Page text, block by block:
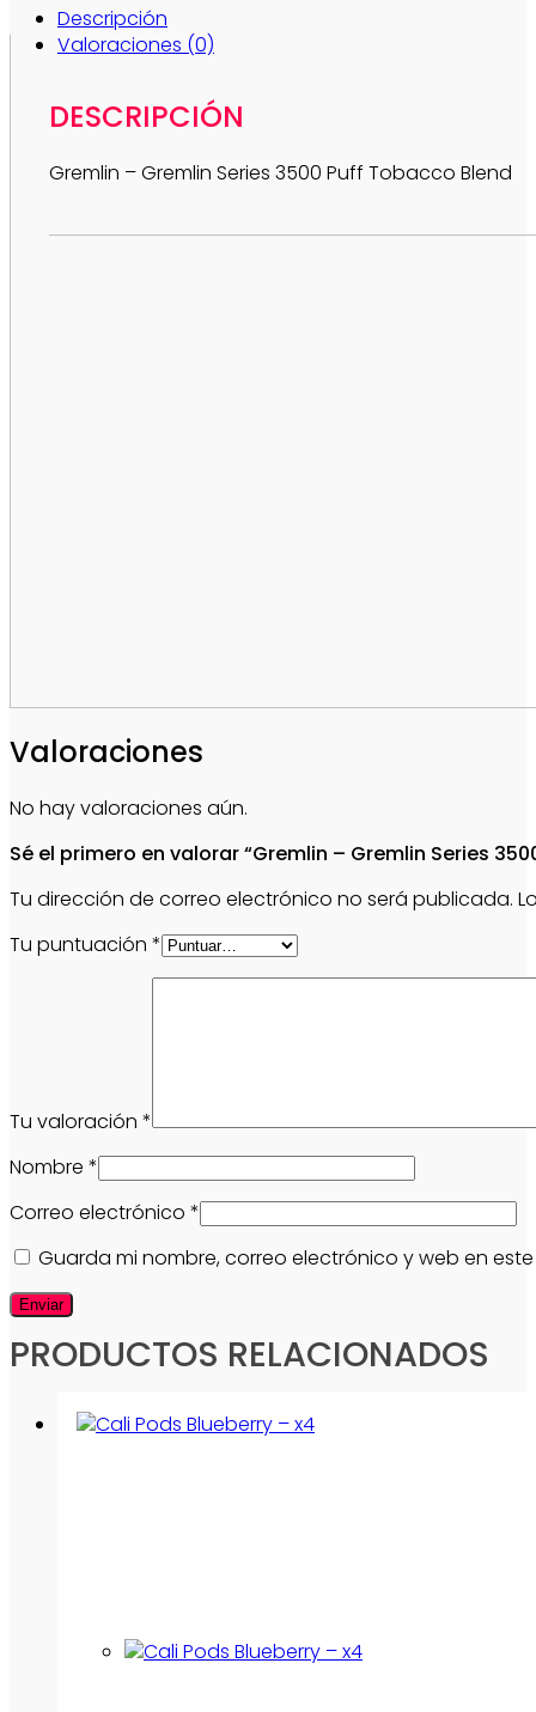
Descripción
Valoraciones (0)
DESCRIPCIÓN
Gremlin – Gremlin Series 3500 Puff Tobacco Blend
Valoraciones
No hay valoraciones aún.
Sé el primero en valorar “Gremlin – Gremlin Series
Tu dirección de correo electrónico no será publicada.
Tu puntuación *
Tu valoración *
Nombre *
Correo electrónico *
Guarda mi nombre, correo electrónico y web en
PRODUCTOS RELACIONADOS